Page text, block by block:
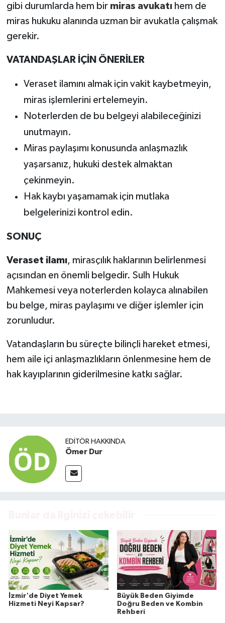
gibi durumlarda hem bir miras avukatıhem de
miras hukuku alanında uzman bir avukatla çalışmak
gerekir.
VATANDAŞLAR İÇİN ÖNERİLER
Veraset ilamını almak için vakit kaybetmeyin,
miras işlemlerini ertelemeyin.
Noterlerden de bu belgeyi alabileceğinizi
unutmayın.
Miras paylaşımı konusunda anlaşmazlık
yaşarsanız, hukuki destek almaktan
çekinmeyin.
Hak kaybı yaşamamak için mutlaka
belgelerinizi kontrol edin.
SONUÇ
Veraset ilamı, mirasçılık haklarının belirlenmesi
açısından en önemli belgedir. Sulh Hukuk
Mahkemesi veya noterlerden kolayca alınabilen
bu belge, miras paylaşımı ve diğer işlemler için
zorunludur.
Vatandaşların bu süreçte bilinçli hareket etmesi,
hem aile içi anlaşmazlıkların önlenmesine hem de
hak kayıplarının giderilmesine katkı sağlar.
EDITÖR HAKKINDA
Ömer Dur
İzmir'de Diyet Yemek
Hizmeti Neyi Kapsar?
Büyük Beden Giyimde
Doğru Beden ve Kombin
Rehberi